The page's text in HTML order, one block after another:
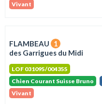
Vivant
FLAMBEAU
1
des Garrigues du Midi
LOF 031095/004355
Chien Courant Suisse Bruno
Vivant